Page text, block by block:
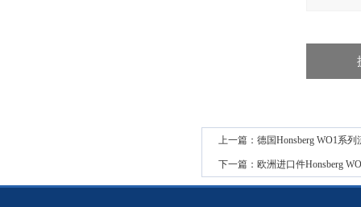
上一篇： 德国Honsberg WO1系
下一篇： 欧洲进口件Honsberg